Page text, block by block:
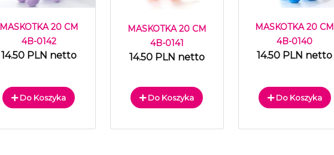
MASKOTKA 20 CM
4B-0142
14.50 PLN netto
Do Koszyka
MASKOTKA 20 CM
4B-0141
14.50 PLN netto
Do Koszyka
MASKOTKA 20 CM
4B-0140
14.50 PLN netto
Do Koszyka